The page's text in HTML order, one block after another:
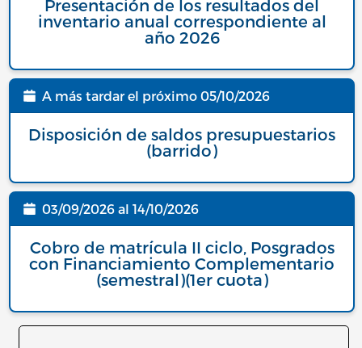
Presentación de los resultados del
inventario anual correspondiente al
año 2026
Fecha
A más tardar el próximo05/10/2026
Disposición de saldos presupuestarios
(barrido)
Fecha
03/09/2026al14/10/2026
Cobro de matrícula II ciclo, Posgrados
con Financiamiento Complementario
(semestral)(1er cuota)